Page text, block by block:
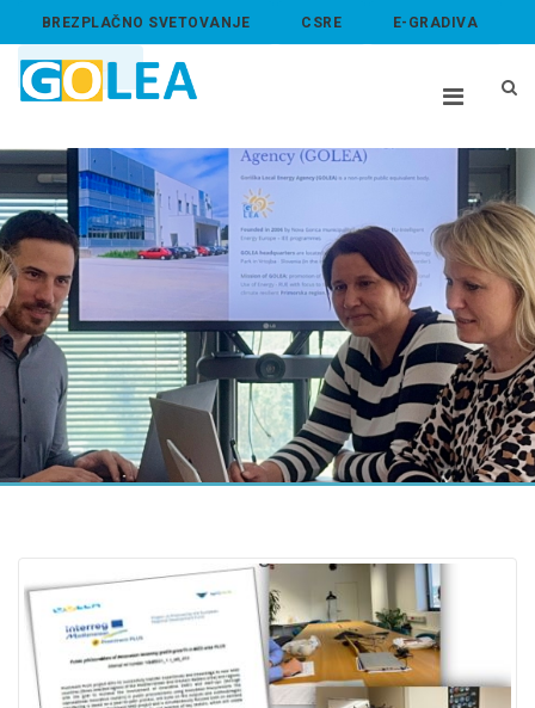
BREZPLAČNO SVETOVANJE CSRE E-GRADIVA
ABOUT US